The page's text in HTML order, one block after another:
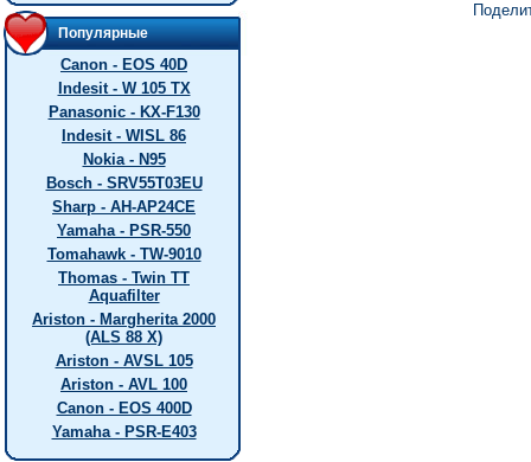
Популярные
Canon - EOS 40D
Indesit - W 105 TX
Panasonic - KX-F130
Indesit - WISL 86
Nokia - N95
Bosch - SRV55T03EU
Sharp - AH-AP24CE
Yamaha - PSR-550
Tomahawk - TW-9010
Thomas - Twin TT
Aquafilter
Ariston - Margherita 2000
(ALS 88 X)
Ariston - AVSL 105
Ariston - AVL 100
Canon - EOS 400D
Yamaha - PSR-E403